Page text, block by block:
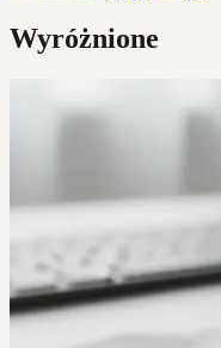
Wyróżnione